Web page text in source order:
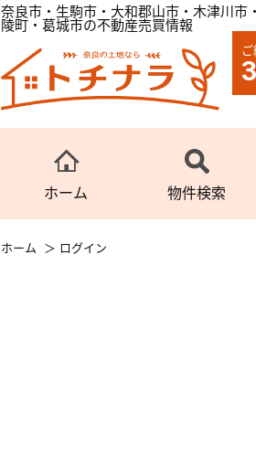
奈良市・生駒市・大和郡山市・木津川
陵町・葛城市の不動産売買情報
ホーム 物件検索
ホーム ログイン